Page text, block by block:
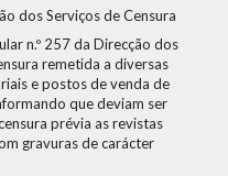
dos Serviços de Censura
n.º 257 da Direcção dos
remetida a diversas
e postos de venda de
que deviam ser
prévia as revistas
gravuras de carácter